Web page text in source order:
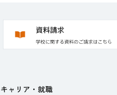
キャリア・就職